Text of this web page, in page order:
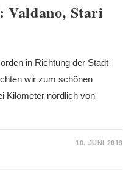
Valdano, Stari
in Richtung der Stadt
wir zum schönen
Kilometer nördlich von
10. JUNI 2019